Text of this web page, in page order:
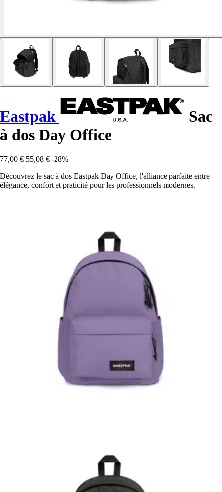
Eastpak
Sac
à dos Day Office
77,00 € 55,08 € -28%
Découvrez le sac à dos Eastpak Day Office, l'alliance parfaite entre
élégance, confort et praticité pour les professionnels modernes.